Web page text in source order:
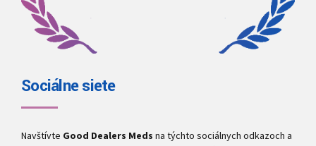
Sociálne siete
Navštívte Good Dealers Meds na týchto sociálnych odkazoch a